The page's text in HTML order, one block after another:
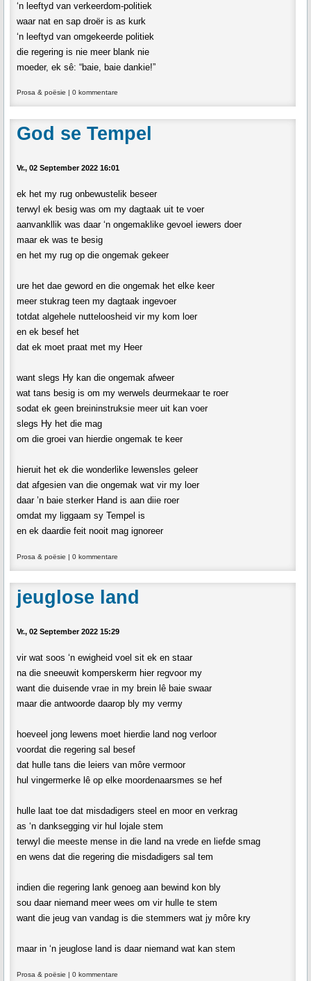
‘n leeftyd van verkeerdom-politiek
waar nat en sap droër is as kurk
‘n leeftyd van omgekeerde politiek
die regering is nie meer blank nie
moeder, ek sê: “baie, baie dankie!”
Prosa & poësie 0 kommentare
God se Tempel
Vr., 02 September 2022 16:01
ek het my rug onbewustelik beseer
terwyl ek besig was om my dagtaak uit te voer
aanvankllik was daar ‘n ongemaklike gevoel iewers doer
maar ek was te besig
en het my rug op die ongemak gekeer
ure het dae geword en die ongemak het elke keer
meer stukrag teen my dagtaak ingevoer
totdat algehele nutteloosheid vir my kom loer
en ek besef het
dat ek moet praat met my Heer
want slegs Hy kan die ongemak afweer
wat tans besig is om my werwels deurmekaar te roer
sodat ek geen breininstruksie meer uit kan voer
slegs Hy het die mag
om die groei van hierdie ongemak te keer
hieruit het ek die wonderlike lewensles geleer
dat afgesien van die ongemak wat vir my loer
daar ’n baie sterker Hand is aan diie roer
omdat my liggaam sy Tempel is
en ek daardie feit nooit mag ignoreer
Prosa & poësie | 0 kommentare
jeuglose land
Vr., 02 September 2022 15:29
vir wat soos ‘n ewigheid voel sit ek en staar
na die sneeuwit komperskerm hier regvoor my
want die duisende vrae in my brein lê baie swaar
maar die antwoorde daarop bly my vermy
hoeveel jong lewens moet hierdie land nog verloor
voordat die regering sal besef
dat hulle tans die leiers van môre vermoor
hul vingermerke lê op elke moordenaarsmes se hef
hulle laat toe dat misdadigers steel en moor en verkrag
as ‘n danksegging vir hul lojale stem
terwyl die meeste mense in die land na vrede en liefde smag
en wens dat die regering die misdadigers sal tem
indien die regering lank genoeg aan bewind kon bly
sou daar niemand meer wees om vir hulle te stem
want die jeug van vandag is die stemmers wat jy môre kry
maar in ‘n jeuglose land is daar niemand wat kan stem
Prosa & poësie | 0 kommentare